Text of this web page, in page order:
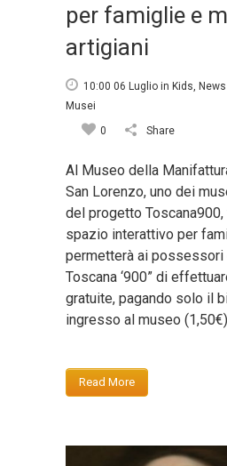
per famiglie e
artigiani
10:00 06 Luglio in Kids, News
Musei
0
Share
Al Museo della
San Lorenzo, uno dei
del progetto
spazio interattivo per
permetterà ai possessori
Toscana ‘900” di
gratuite, pagando solo il
ingresso al museo
Read More